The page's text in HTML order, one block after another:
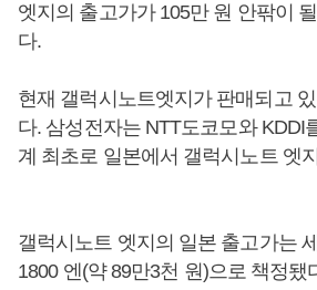
엣지의 출고가가 105만 원 안팎이
다.
현재 갤럭시노트엣지가 판매되고
다. 삼성전자는 NTT도코모와 KDDI
계 최초로 일본에서 갤럭시노트 엣
갤럭시노트 엣지의 일본 출고가는
1800 엔(약 89만3천 원)으로 책정됐